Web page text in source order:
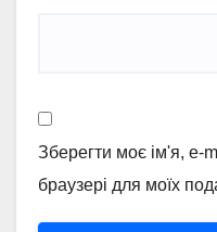
Зберегти моє ім'я, e-
браузері для моїх